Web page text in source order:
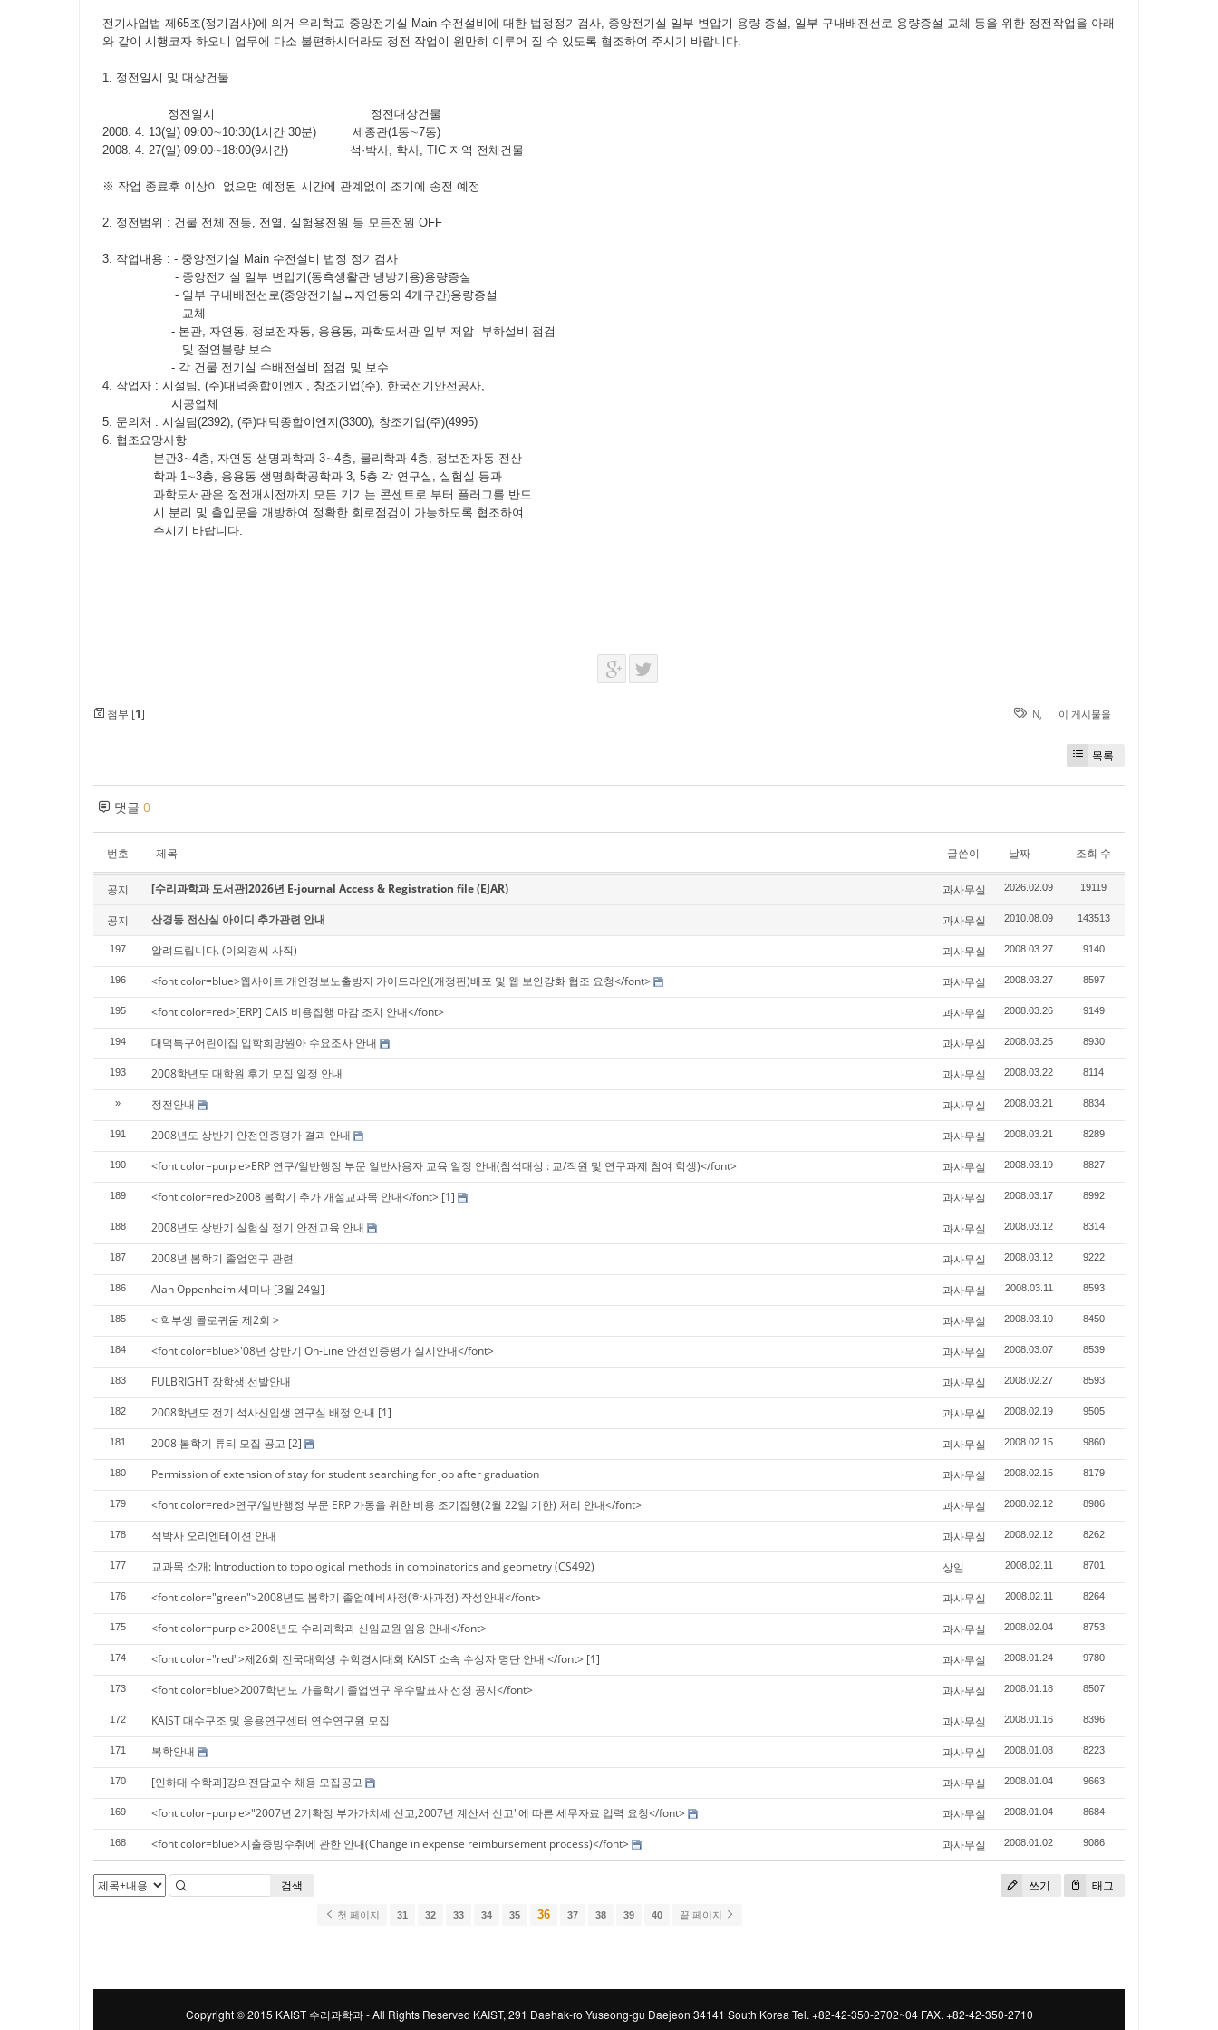
전기사업법 제65조(정기검사)에 의거 우리학교 중앙전기실 Main 수전설비에 대한 법정정기검사, 중앙전기실 일부 변압기 용량 증설, 일부 구내배전선로 용량증설 교체 등을 위한 정전작업을 아래
와 같이 시행코자 하오니 업무에 다소 불편하시더라도 정전 작업이 원만히 이루어 질 수 있도록 협조하여 주시기 바랍니다.
1. 정전일시 및 대상건물
정전일시 정전대상건물
2008. 4. 13(일) 09:00∼10:30(1시간 30분) 세종관(1동∼7동)
2008. 4. 27(일) 09:00∼18:00(9시간) 석·박사, 학사, TIC 지역 전체건물
※ 작업 종료후 이상이 없으면 예정된 시간에 관계없이 조기에 송전 예정
2. 정전범위 : 건물 전체 전등, 전열, 실험용전원 등 모든전원 OFF
3. 작업내용 : - 중앙전기실 Main 수전설비 법정 정기검사
- 중앙전기실 일부 변압기(동측생활관 냉방기용)용량증설
- 일부 구내배전선로(중앙전기실↔자연동외 4개구간)용량증설
교체
- 본관, 자연동, 정보전자동, 응용동, 과학도서관 일부 저압 부하설비 점검
및 절연불량 보수
- 각 건물 전기실 수배전설비 점검 및 보수
4. 작업자 : 시설팀, (주)대덕종합이엔지, 창조기업(주), 한국전기안전공사,
시공업체
5. 문의처 : 시설팀(2392), (주)대덕종합이엔지(3300), 창조기업(주)(4995)
6. 협조요망사항
- 본관3∼4층, 자연동 생명과학과 3∼4층, 물리학과 4층, 정보전자동 전산
학과 1∼3층, 응용동 생명화학공학과 3, 5층 각 연구실, 실험실 등과
과학도서관은 정전개시전까지 모든 기기는 콘센트로 부터 플러그를 반드
시 분리 및 출입문을 개방하여 정확한 회로점검이 가능하도록 협조하여
주시기 바랍니다.
첨부 [1] N, 이 게시물을
목록
댓글 0
번호 제목 글쓴이 날짜 조회 수
공지 [수리과학과 도서관]2026년 E-journal Access & Registration file (EJAR) 과사무실 2026.02.09 19119
공지 산경동 전산실 아이디 추가관련 안내 과사무실 2010.08.09 143513
197 알려드립니다. (이의경씨 사직) 과사무실 2008.03.27 9140
196 <font color=blue>웹사이트 개인정보노출방지 가이드라인(개정판)배포 및 웹 보안강화 협조 요청</font> 과사무실 2008.03.27 8597
195 <font color=red>[ERP] CAIS 비용집행 마감 조치 안내</font> 과사무실 2008.03.26 9149
194 대덕특구어린이집 입학희망원아 수요조사 안내 과사무실 2008.03.25 8930
193 2008학년도 대학원 후기 모집 일정 안내 과사무실 2008.03.22 8114
» 정전안내 과사무실 2008.03.21 8834
191 2008년도 상반기 안전인증평가 결과 안내 과사무실 2008.03.21 8289
190 <font color=purple>ERP 연구/일반행정 부문 일반사용자 교육 일정 안내(참석대상 : 교/직원 및 연구과제 참여 학생)</font> 과사무실 2008.03.19 8827
189 <font color=red>2008 봄학기 추가 개설교과목 안내</font> [1] 과사무실 2008.03.17 8992
188 2008년도 상반기 실험실 정기 안전교육 안내 과사무실 2008.03.12 8314
187 2008년 봄학기 졸업연구 관련 과사무실 2008.03.12 9222
186 Alan Oppenheim 세미나 [3월 24일] 과사무실 2008.03.11 8593
185 < 학부생 콜로퀴움 제2회 > 과사무실 2008.03.10 8450
184 <font color=blue>'08년 상반기 On-Line 안전인증평가 실시안내</font> 과사무실 2008.03.07 8539
183 FULBRIGHT 장학생 선발안내 과사무실 2008.02.27 8593
182 2008학년도 전기 석사신입생 연구실 배정 안내 [1] 과사무실 2008.02.19 9505
181 2008 봄학기 튜티 모집 공고 [2] 과사무실 2008.02.15 9860
180 Permission of extension of stay for student searching for job after graduation 과사무실 2008.02.15 8179
179 <font color=red>연구/일반행정 부문 ERP 가동을 위한 비용 조기집행(2월 22일 기한) 처리 안내</font> 과사무실 2008.02.12 8986
178 석박사 오리엔테이션 안내 과사무실 2008.02.12 8262
177 교과목 소개: Introduction to topological methods in combinatorics and geometry (CS492) 상일 2008.02.11 8701
176 <font color="green">2008년도 봄학기 졸업예비사정(학사과정) 작성안내</font> 과사무실 2008.02.11 8264
175 <font color=purple>2008년도 수리과학과 신임교원 임용 안내</font> 과사무실 2008.02.04 8753
174 <font color="red">제26회 전국대학생 수학경시대회 KAIST 소속 수상자 명단 안내 </font> [1] 과사무실 2008.01.24 9780
173 <font color=blue>2007학년도 가을학기 졸업연구 우수발표자 선정 공지</font> 과사무실 2008.01.18 8507
172 KAIST 대수구조 및 응용연구센터 연수연구원 모집 과사무실 2008.01.16 8396
171 복학안내 과사무실 2008.01.08 8223
170 [인하대 수학과]강의전담교수 채용 모집공고 과사무실 2008.01.04 9663
169 <font color=purple>"2007년 2기확정 부가가치세 신고,2007년 계산서 신고"에 따른 세무자료 입력 요청</font> 과사무실 2008.01.04 8684
168 <font color=blue>지출증빙수취에 관한 안내(Change in expense reimbursement process)</font> 과사무실 2008.01.02 9086
쓰기 태그
검색
첫 페이지 31 32 33 34 35 36 37 38 39 40 끝 페이지
Copyright © 2015 KAIST 수리과학과 - All Rights Reserved KAIST, 291 Daehak-ro Yuseong-gu Daejeon 34141 South Korea Tel. +82-42-350-2702~04 FAX. +82-42-350-2710